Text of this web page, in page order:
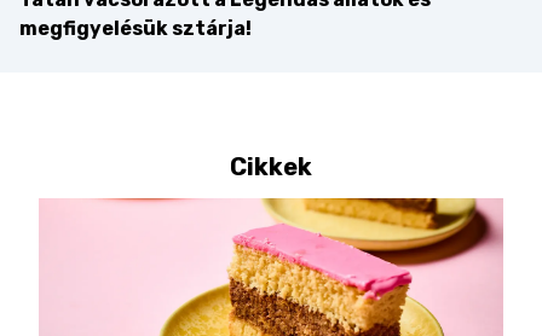
megfigyelésük sztárja!
Cikkek